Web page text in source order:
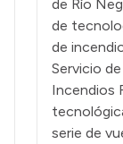
de Río
de
de
Servicio
Incendios
serie de